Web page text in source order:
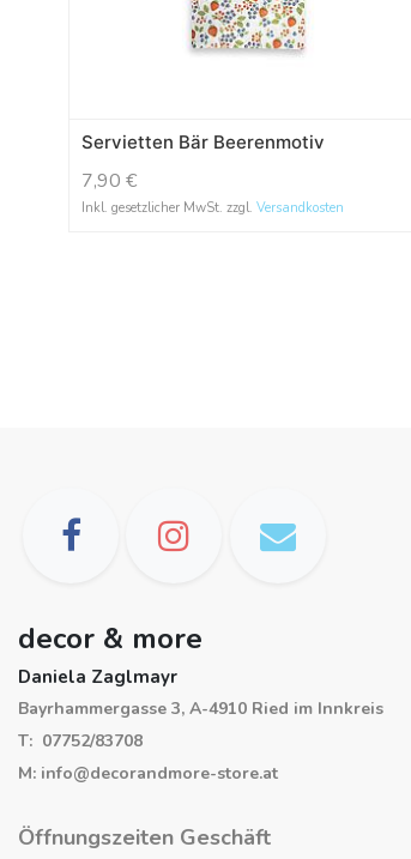
Servietten Bär Beerenmotiv
7,90 €
Inkl. gesetzlicher MwSt. zzgl. Versandkosten
decor & more
Daniela Zaglmayr
Bayrhammergasse 3, A-4910 Ried im Innkreis
T: 07752/83708
M: info@decorandmore-store.at
Öffnungszeiten Geschäft